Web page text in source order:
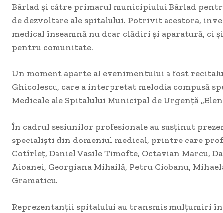
Bârlad și către primarul municipiului Bârlad
de dezvoltare ale spitalului. Potrivit acestora,
medical înseamnă nu doar clădiri și aparatură, ci
pentru comunitate.
Un moment aparte al evenimentului a fost
Ghicolescu, care a interpretat melodia compusă
Medicale ale Spitalului Municipal de Urgență
În cadrul sesiunilor profesionale au susținut
specialiști din domeniul medical, printre care
Cotîrleț, Daniel Vasile Timofte, Octavian Marcu,
Aioanei, Georgiana Mihailă, Petru Ciobanu,
Gramaticu.
Reprezentanții spitalului au transmis mulțumiri